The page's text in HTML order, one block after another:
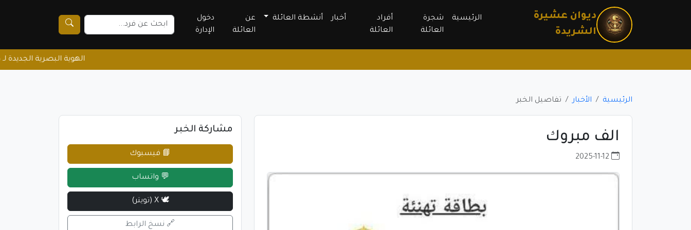
ديوان عشيرة
الشريدة
الرئيسية
شجرة
العائلة
أفراد
العائلة
أخبار أنشطة العائلة
عن
العائلة
دخول
الإدارة
الهوية البصرية الجديدة لـ ديوان
الرئيسية الأخبار تفاصيل الخبر
الف مبروك مشاركة الخبر
📘 فيسبوك
💬 واتساب
🕊 X (تويتر)
🔗 نسخ الرابط